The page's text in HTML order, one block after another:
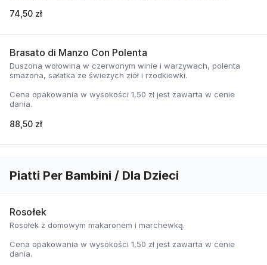
74,50 zł
Brasato di Manzo Con Polenta
Duszona wołowina w czerwonym winie i warzywach, polenta
smażona, sałatka ze świeżych ziół i rzodkiewki.
Cena opakowania w wysokości 1,50 zł jest zawarta w cenie
dania.
88,50 zł
Piatti Per Bambini / Dla Dzieci
Rosołek
Rosołek z domowym makaronem i marchewką.
Cena opakowania w wysokości 1,50 zł jest zawarta w cenie
dania.